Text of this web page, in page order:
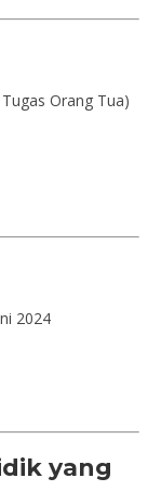
Orang Tua)
2024
yang